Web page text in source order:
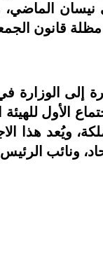
نيسان الماضي،
مظلة قانون
إلى الوزارة
ويُعد هذا
ونائب